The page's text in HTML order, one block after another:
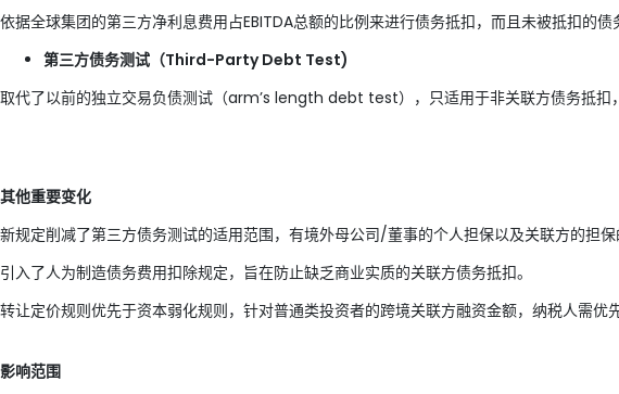
依据全球集团的第三方净利息费用占EBITDA总额的比例来进行债务抵扣，而且未被抵扣的债
第三方债务测试（Third-Party Debt Test)
取代了以前的独立交易负债测试（arm’s length debt test），只适用于非关联方债务抵扣
其他重要变化
新规定削减了第三方债务测试的适用范围，有境外母公司/董事的个人担保以及关联方的担
引入了人为制造债务费用扣除规定，旨在防止缺乏商业实质的关联方债务抵扣。
转让定价规则优先于资本弱化规则，针对普通类投资者的跨境关联方融资金额，纳税人需优
影响范围